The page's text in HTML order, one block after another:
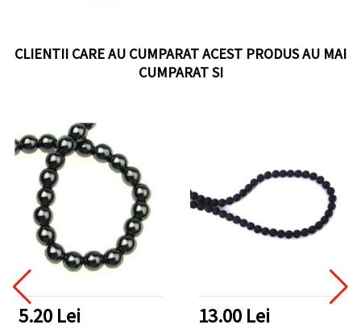
CLIENTII CARE AU CUMPARAT ACEST PRODUS AU MAI
CUMPARAT SI
5.20 Lei 13.00 Lei